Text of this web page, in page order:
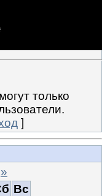
только
]
»
Вс